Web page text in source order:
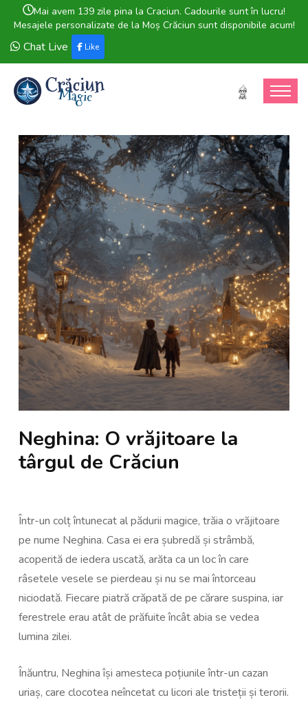
Mai avem 139 zile pina la Craciun. Cadourile sunt în lucru!
Mesajele personalizate de la Moș Crăciun sunt disponibile acum!
Chat Live Like
Neghina: O vrăjitoare la
târgul de Crăciun
Într-un colț întunecat al pădurii magice, trăia o vrăjitoare
pe nume Neghina. Casa ei era șubredă și strâmbă,
acoperită de iedera uscată, arăta ca un loc în care
râsetele vesele se pierdeau și nu se mai întorceau
niciodată. Fiecare piatră crăpată de pe cărare suspina, iar
ferestrele erau atât de prăfuite încât abia se vedea
lumina zilei.
Înăuntru, Neghina își amesteca poțiunile într-un cazan
uriaș, care clocotea neîncetat cu licori ale tristeții și terorii.